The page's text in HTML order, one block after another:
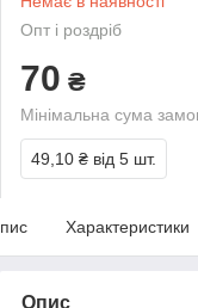
Опт і роздріб
70 ₴
Мінімальна сума
49,10 ₴ від 5 шт.
Характеристики
Опис